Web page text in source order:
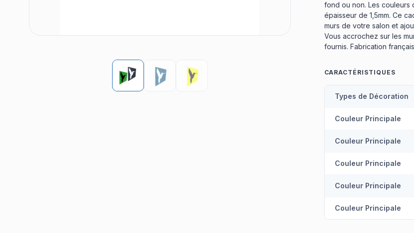
fond ou non. Les couleurs
épaisseur de 1,5mm. Ce
murs de votre salon et
Vous accrochez sur les
fournis. Fabrication
CARACTÉRISTIQUES
Types de Décoration
Couleur Principale
Couleur Principale
Couleur Principale
Couleur Principale
Couleur Principale